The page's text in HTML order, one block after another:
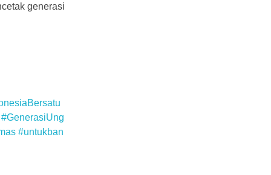
generasi
#GenerasiUng
#untukban